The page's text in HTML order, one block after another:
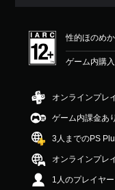
性的ほのめ
ゲーム内購
オンラインプレ
ゲーム内課金あり
3人までのPS
オンラインプレ
1人のプレイヤー